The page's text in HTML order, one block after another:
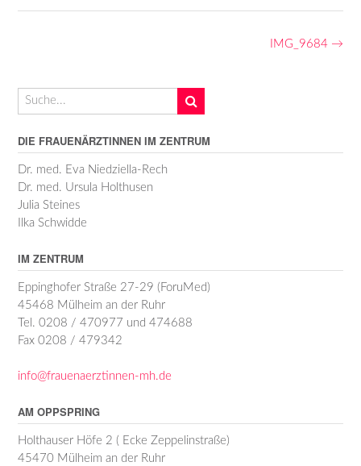
IMG_9684 →
DIE FRAUENÄRZTINNEN IM ZENTRUM
Dr. med. Eva Niedziella-Rech
Dr. med. Ursula Holthusen
Julia Steines
Ilka Schwidde
IM ZENTRUM
Eppinghofer Straße 27-29 (ForuMed)
45468 Mülheim an der Ruhr
Tel. 0208 / 470977 und 474688
Fax 0208 / 479342
info@frauenaerztinnen-mh.de
AM OPPSPRING
Holthauser Höfe 2 ( Ecke Zeppelinstraße)
45470 Mülheim an der Ruhr